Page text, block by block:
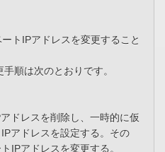
トIPアドレスを変更すること
順は次のとおりです。
ドレスを削除し、一時的に仮
アドレスを設定する。その
IPアドレスを変更する。